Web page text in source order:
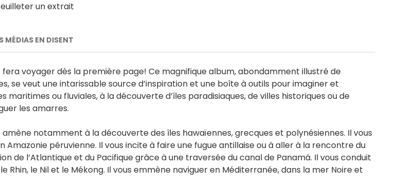
un extrait
MÉDIAS EN DISENT
voyager dès la première page! Ce magnifique album, abondamment illustré de
se veut une intarissable source d’inspiration et une boîte à outils pour imaginer et
maritimes ou fluviales, à la découverte d’îles paradisiaques, de villes historiques ou de
les amarres.
notamment à la découverte des îles hawaïennes, grecques et polynésiennes. Il vous
Amazonie péruvienne. Il vous incite à faire une fugue antillaise ou à aller à la rencontre du
de l’Atlantique et du Pacifique grâce à une traversée du canal de Panamá. Il vous conduit
Rhin, le Nil et le Mékong. Il vous emmène naviguer en Méditerranée, dans la mer Noire et